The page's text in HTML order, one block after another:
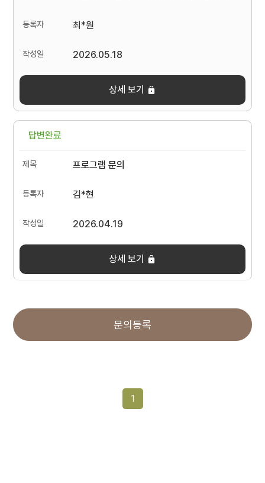
최*원
2026.05.18
상세 보기
답변완료
프로그램 문의
김*현
2026.04.19
상세 보기
문의등록
1